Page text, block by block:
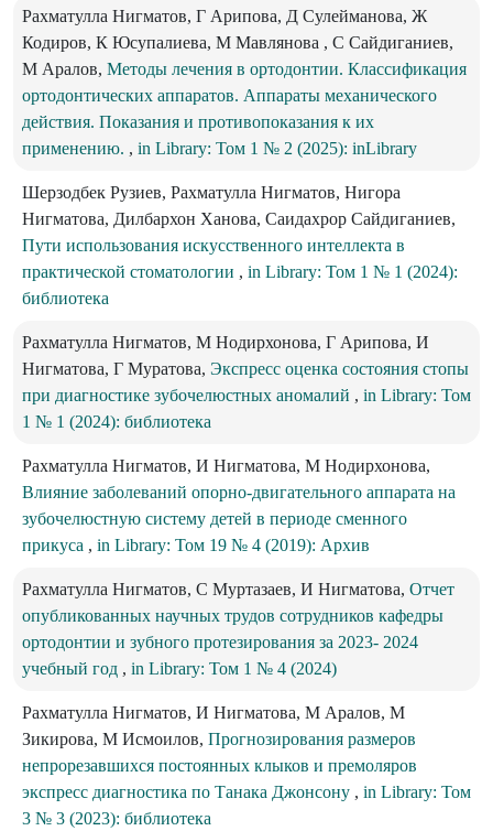
Рахматулла Нигматов, Г Арипова, Д Сулейманова, Ж
Кодиров, К Юсупалиева, М Мавлянова , С Сайдиганиев,
М Аралов, Методы лечения в ортодонтии. Классификация
ортодонтических аппаратов. Аппараты механического
действия. Показания и противопоказания к их
применению. , in Library: Том 1 № 2 (2025): inLibrary
Шерзодбек Рузиев, Рахматулла Нигматов, Нигора
Нигматова, Дилбархон Ханова, Саидахрор Сайдиганиев,
Пути использования искусственного интеллекта в
практической стоматологии , in Library: Том 1 № 1 (2024):
библиотека
Рахматулла Нигматов, М Нодирхонова, Г Арипова, И
Нигматова, Г Муратова, Экспресс оценка состояния стопы
при диагностике зубочелюстных аномалий , in Library: Том
1 № 1 (2024): библиотека
Рахматулла Нигматов, И Нигматова, М Нодирхонова,
Влияние заболеваний опорно-двигательного аппарата на
зубочелюстную систему детей в периоде сменного
прикуса , in Library: Том 19 № 4 (2019): Архив
Рахматулла Нигматов, С Муртазаев, И Нигматова, Отчет
опубликованных научных трудов сотрудников кафедры
ортодонтии и зубного протезирования за 2023- 2024
учебный год , in Library: Том 1 № 4 (2024)
Рахматулла Нигматов, И Нигматова, М Аралов, М
Зикирова, М Исмоилов, Прогнозирования размеров
непрорезавшихся постоянных клыков и премоляров
экспресс диагностика по Танака Джонсону , in Library: Том
3 № 3 (2023): библиотека